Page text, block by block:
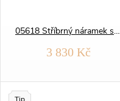
05618 Stříbrný náramek s DESTIČKOU - PANCER 160
3 830 Kč